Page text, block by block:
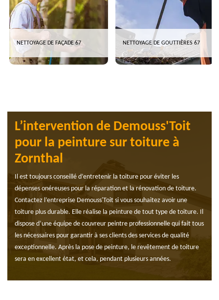
NETTOYAGE DE FAÇADE 67 NETTOYAGE DE GOUTTIÈRES 67
L’intervention de Demouss'Toit
pour la peinture sur toiture à
Zornthal
Il est toujours conseillé d’entretenir la toiture pour éviter les
dépenses onéreuses pour la réparation et la rénovation de toiture.
Contactez l’entreprise Demouss'Toit si vous souhaitez avoir une
toiture plus durable. Elle réalise la peinture de tout type de toiture. Il
dispose d’une équipe de couvreur peintre professionnelle qui fait tous
les nécessaires pour garantir à ses clients des services de qualité
exceptionnelle. Après la pose de peinture, le revêtement de toiture
sera en excellent état, et cela, pendant plusieurs années.